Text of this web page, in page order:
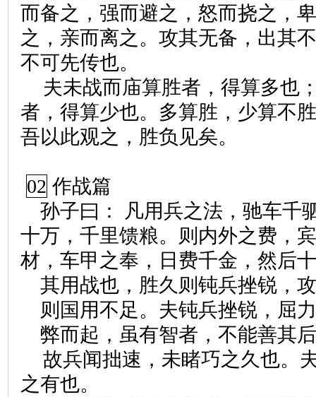
而备之，强而避之，怒而挠之，
之，亲而离之。攻其无备，出其
不可先传也。
夫未战而庙算胜者，得算多也
者，得算少也。多算胜，少算不
吾以此观之，胜负见矣。
02 作战篇
孙子曰： 凡用兵之法，驰车千
十万，千里馈粮。则内外之费，
材，车甲之奉，日费千金，然后
其用战也，胜久则钝兵挫锐，
则国用不足。夫钝兵挫锐，屈
弊而起，虽有智者，不能善其
故兵闻拙速，未睹巧之久也。
之有也。